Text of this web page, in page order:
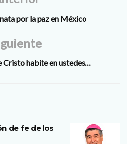
por la paz en México
Cristo habite en ustedes…
de fe de los